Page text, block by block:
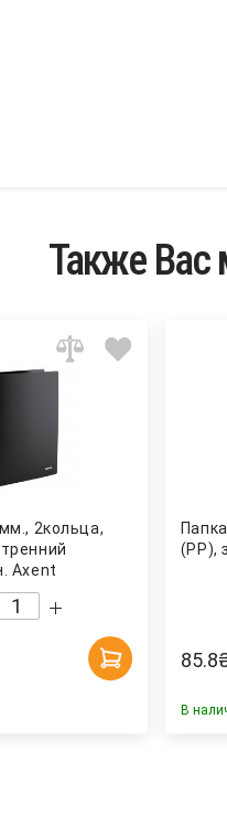
Также Вас
2кольца,
Axent
(PР),
85.8
В